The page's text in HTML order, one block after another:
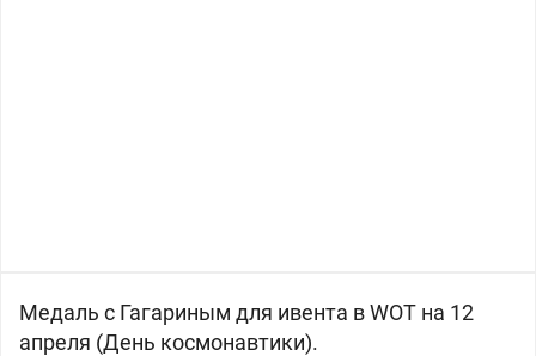
Медаль с Гагариным для ивента в WOT на 12
апреля (День космонавтики).